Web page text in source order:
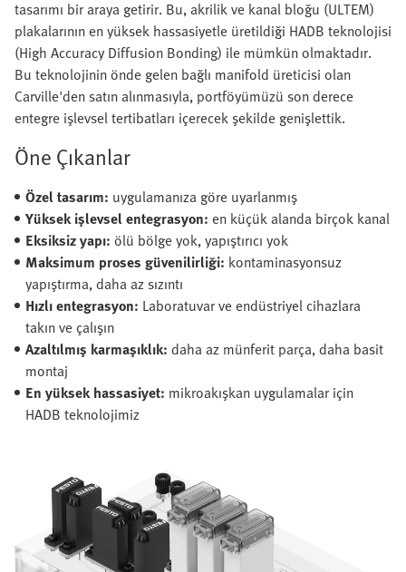
tasarımı bir araya getirir. Bu, akrilik ve kanal bloğu (ULTEM)
plakalarının en yüksek hassasiyetle üretildiği HADB teknolojisi
(High Accuracy Diffusion Bonding) ile mümkün olmaktadır.
Bu teknolojinin önde gelen bağlı manifold üreticisi olan
Carville'den satın alınmasıyla, portföyümüzü son derece
entegre işlevsel tertibatları içerecek şekilde genişlettik.
Öne Çıkanlar
Özel tasarım: uygulamanıza göre uyarlanmış
Yüksek işlevsel entegrasyon: en küçük alanda birçok kanal
Eksiksiz yapı: ölü bölge yok, yapıştırıcı yok
Maksimum proses güvenilirliği: kontaminasyonsuz
yapıştırma, daha az sızıntı
Hızlı entegrasyon: Laboratuvar ve endüstriyel cihazlara
takın ve çalışın
Azaltılmış karmaşıklık: daha az münferit parça, daha basit
montaj
En yüksek hassasiyet: mikroakışkan uygulamalar için
HADB teknolojimiz